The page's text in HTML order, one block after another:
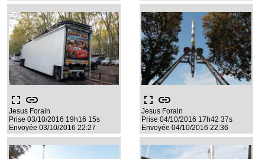
fullscreen link
Jesus Forain
Prise 03/10/2016 19h16 15s
Envoyée 03/10/2016 22:27
fullscreen link
Jesus Forain
Prise 04/10/2016 17h42 37s
Envoyée 04/10/2016 22:36